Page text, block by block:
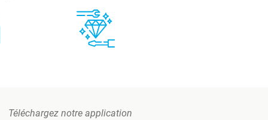
Téléchargez notre application